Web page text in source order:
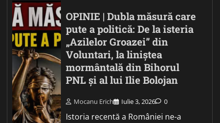
OPINIE | Dubla măsură care
pute a politică: De la isteria
„Azilelor Groazei” din
Voluntari, la liniștea
mormântală din Bihorul
PNL și al lui Ilie Bolojan
Mocanu Erich Iulie 3, 2026 0
Istoria recentă a României ne-a